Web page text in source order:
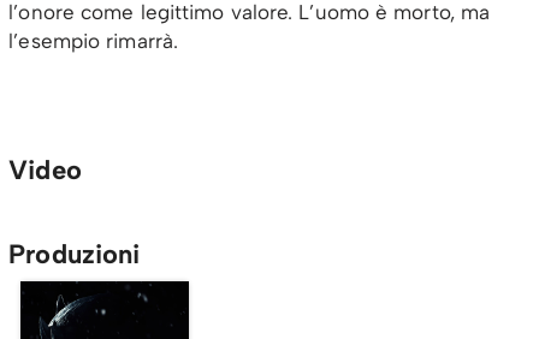
l’onore come legittimo valore. L’uomo è morto, ma
l’esempio rimarrà.
Video
Produzioni